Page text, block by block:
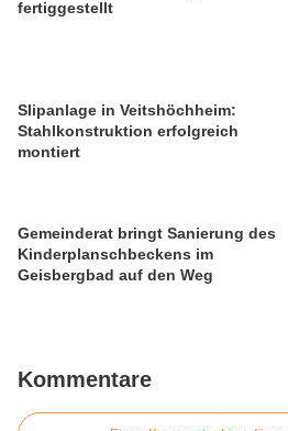
fertiggestellt
Slipanlage in Veitshöchheim:
Stahlkonstruktion erfolgreich
montiert
Gemeinderat bringt Sanierung des
Kinderplanschbeckens im
Geisbergbad auf den Weg
Kommentare